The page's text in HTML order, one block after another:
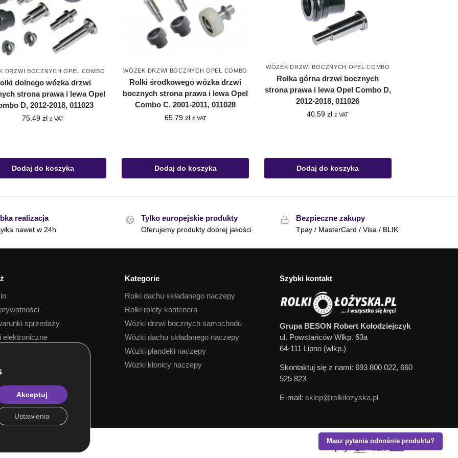
Masz pytania odnośnie produktu?
DRZWI BOCZNYCH OPEL COMBO
dolnego wózka drzwi
strona prawa i lewa Opel
D, 2012-2018, 011023
75.49 zł z VAT
Dodaj do koszyka
WÓZEK DRZWI BOCZNYCH OPEL COMBO
Rolki środkowego wózka drzwi
bocznych strona prawa i lewa Opel
Combo C, 2001-2011, 011028
65.79 zł z VAT
Dodaj do koszyka
WÓZEK DRZWI BOCZNYCH OPEL COMBO
Rolka górna drzwi bocznych
strona prawa i lewa Opel Combo D,
2012-2018, 011026
40.59zł z VAT
Dodaj do koszyka
realizacja
nawet w 24h
Tylko europejskie produkty
Oferujemy produkty dobrej jakości
Bezpieczne zakupy
Tpay / MasterCard / Visa / BLIK
sprzedaży
elektroniczne
Kategorie
Rolki dachu składanego naczepy
Rolki rolety kontenera
Wózki drzwi bocznych samochodu
Wózki dachu składanego naczepy
Wózki plandeki naczepy
Wózki kłonicy naczepy
Szybki kontakt
Grupa BESON Robert Kołodziejczyk
ul. Powstańców Wlkp. 63a
64-111 Lipno (wlkp.)
Skontaktuj się z nami: 693 800 022, 660
525 823
E-mail: sklep@rolkilozyska.pl
Akceptuj
Ustawienia